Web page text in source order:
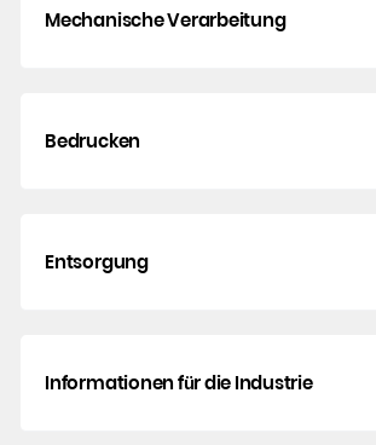
Mechanische Verarbeitung
Bedrucken
Entsorgung
Informationen für die Industrie